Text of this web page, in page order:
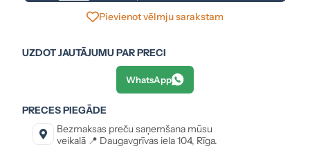
Pievienot vēlmju sarakstam
UZDOT JAUTĀJUMU PAR PRECI
WhatsApp
PRECES PIEGĀDE
Bezmaksas preču saņemšana mūsu
veikalā 📍 Daugavgrīvas iela 104, Rīga.